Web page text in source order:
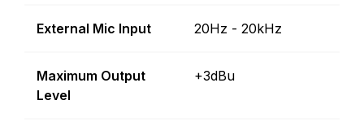
External Mic Input 20Hz - 20kHz
Maximum Output
Level
+3dBu